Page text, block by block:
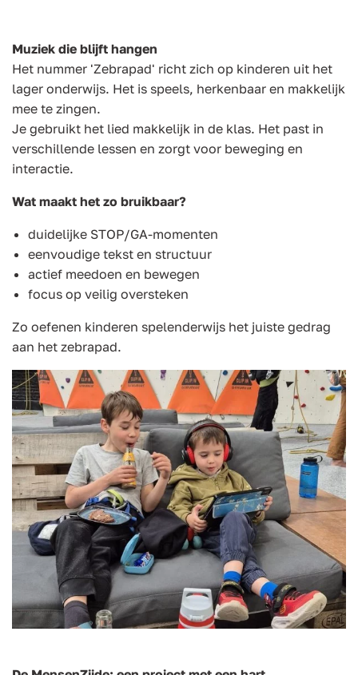
Muziek die blijft hangen
Het nummer 'Zebrapad' richt zich op kinderen uit het
lager onderwijs. Het is speels, herkenbaar en makkelijk
mee te zingen.
Je gebruikt het lied makkelijk in de klas. Het past in
verschillende lessen en zorgt voor beweging en
interactie.
Wat maakt het zo bruikbaar?
duidelijke STOP/GA-momenten
eenvoudige tekst en structuur
actief meedoen en bewegen
focus op veilig oversteken
Zo oefenen kinderen spelenderwijs het juiste gedrag
aan het zebrapad.